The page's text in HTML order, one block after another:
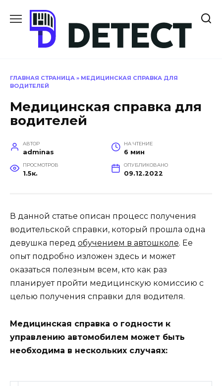
содержанию
ГЛАВНАЯ СТРАНИЦА » МЕДИЦИНСКАЯ СПРАВКА ДЛЯ
ВОДИТЕЛЕЙ
Медицинская справка для
водителей
АВТОР
adminas
НА ЧТЕНИЕ
6 мин
ПРОСМОТРОВ
1.5к.
ОПУБЛИКОВАНО
09.12.2022
В данной статье описан процесс получения
водительской справки, который прошла одна
девушка перед обучением в автошколе. Ее
опыт подробно изложен здесь и может
оказаться полезным всем, кто как раз
планирует пройти медицинскую комиссию с
целью получения справки для водителя.
Медицинская справка о годности к
управлению автомобилем может быть
необходима в нескольких случаях: